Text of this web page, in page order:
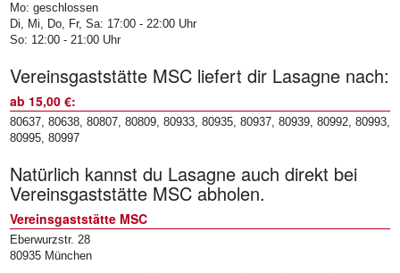
Mo: geschlossen
Di, Mi, Do, Fr, Sa: 17:00 - 22:00 Uhr
So: 12:00 - 21:00 Uhr
Vereinsgaststätte MSC liefert dir Lasagne nach:
ab 15,00 €:
80637, 80638, 80807, 80809, 80933, 80935, 80937, 80939, 80992, 80993,
80995, 80997
Natürlich kannst du Lasagne auch direkt bei
Vereinsgaststätte MSC abholen.
Vereinsgaststätte MSC
Eberwurzstr. 28
80935 München